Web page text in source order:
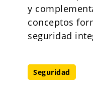
y
conceptos
seguridad
Seguridad